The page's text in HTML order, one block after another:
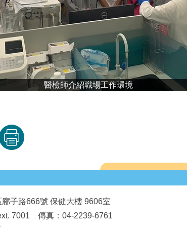
醫檢師介紹職場工作環境
子路666號 保健大樓 9606室
7001 傳真：04-2239-6761